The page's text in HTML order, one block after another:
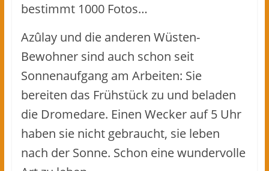
bestimmt 1000 Fotos…
Azûlay und die anderen Wüsten-
Bewohner sind auch schon seit
Sonnenaufgang am Arbeiten: Sie
bereiten das Frühstück zu und beladen
die Dromedare. Einen Wecker auf 5 Uhr
haben sie nicht gebraucht, sie leben
nach der Sonne. Schon eine wundervolle